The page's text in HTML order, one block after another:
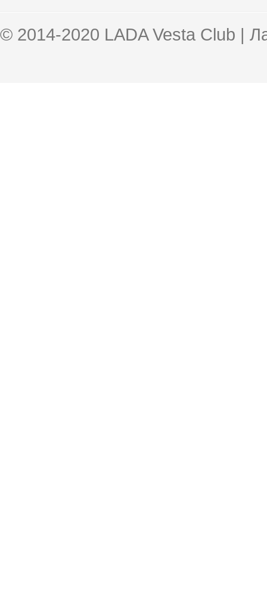
© 2014-2020 LADA Vesta Club |